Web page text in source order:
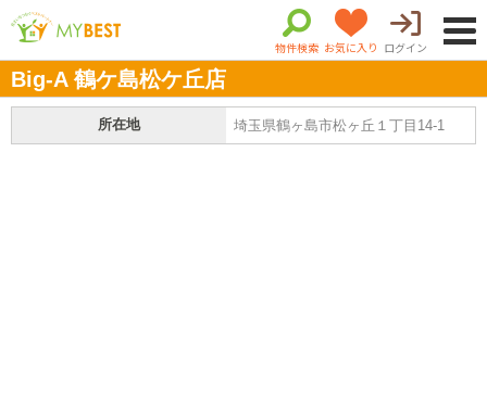
物件検索 お気に入り ログイン
Big-A 鶴ケ島松ケ丘店
所在地 埼玉県鶴ヶ島市松ヶ丘１丁目14-1